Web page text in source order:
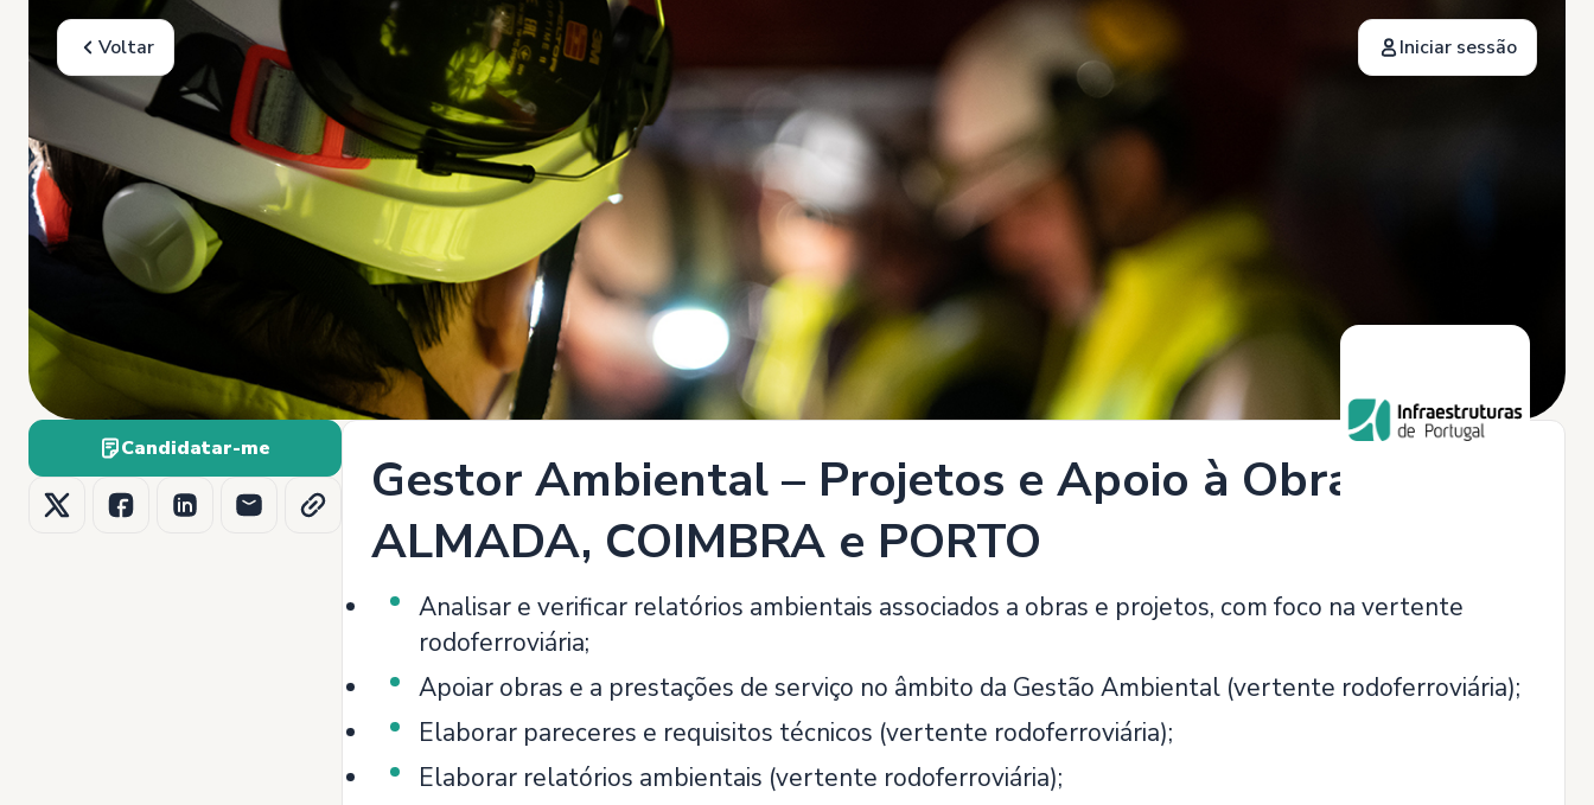
Voltar Iniciar sessão
Candidatar-me
Gestor Ambiental – Projetos e Apoio à Obra (M/F) -
ALMADA, COIMBRA e PORTO
Analisar e verificar relatórios ambientais associados a obras e projetos, com foco na vertente
rodoferroviária;
Apoiar obras e a prestações de serviço no âmbito da Gestão Ambiental (vertente rodoferroviária);
Elaborar pareceres e requisitos técnicos (vertente rodoferroviária);
Elaborar relatórios ambientais (vertente rodoferroviária);